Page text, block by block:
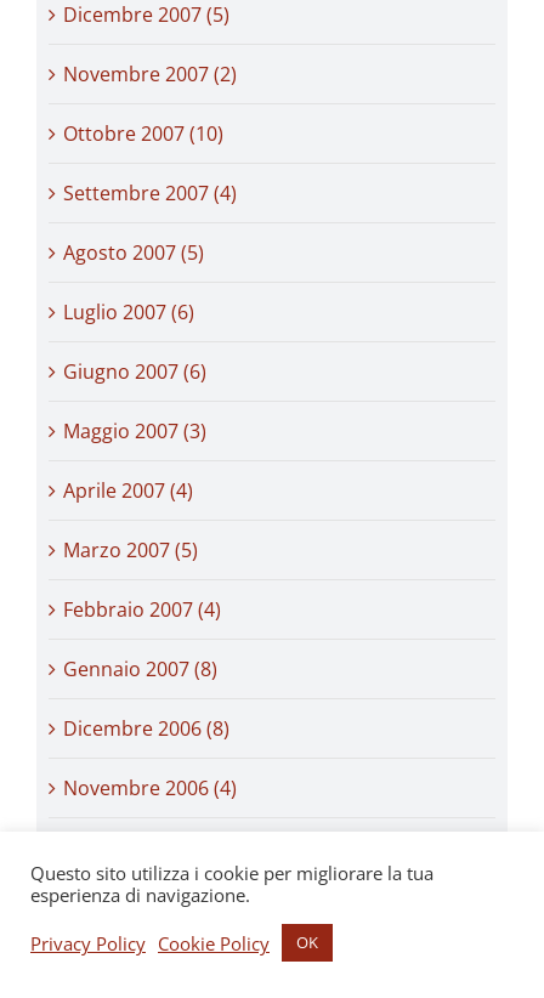
Dicembre 2007 (5)
Novembre 2007 (2)
Ottobre 2007 (10)
Settembre 2007 (4)
Agosto 2007 (5)
Luglio 2007 (6)
Giugno 2007 (6)
Maggio 2007 (3)
Aprile 2007 (4)
Marzo 2007 (5)
Febbraio 2007 (4)
Gennaio 2007 (8)
Dicembre 2006 (8)
Novembre 2006 (4)
Settembre 2006 (8)
Questo sito utilizza i cookie per migliorare la tua
esperienza di navigazione.
Privacy Policy Cookie Policy OK